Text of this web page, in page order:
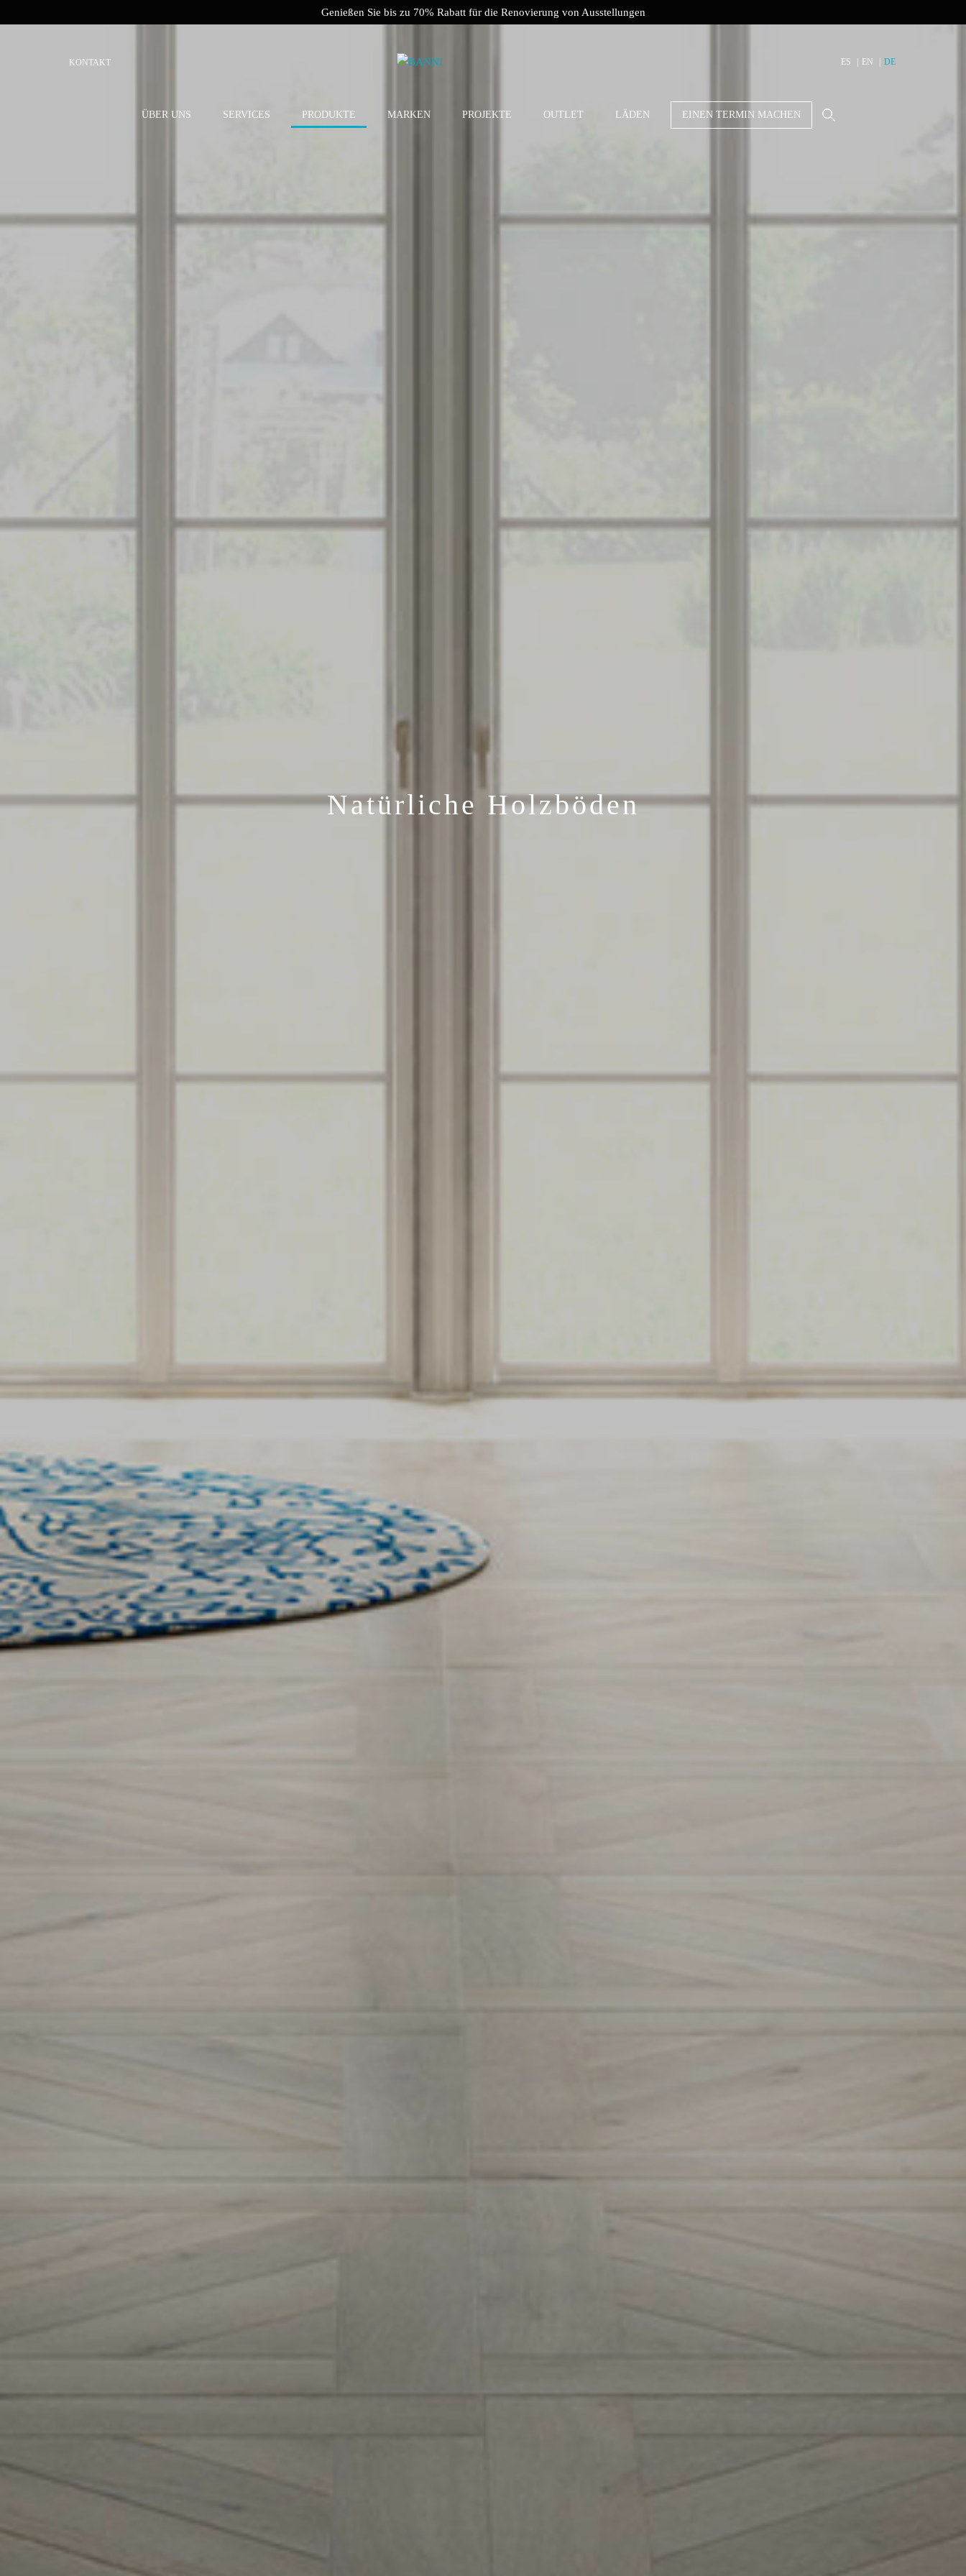
Genießen Sie bis zu 70% Rabatt für die Renovierung von Ausstellungen
KONTAKT ES EN DE
ÜBER UNS SERVICES PRODUKTE MARKEN PROJEKTE OUTLET LÄDEN EINEN TERMIN MACHEN
Natürliche Holzböden